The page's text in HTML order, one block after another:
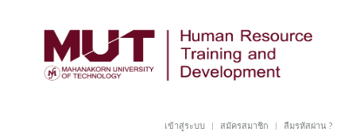
เข้าสู่ระบบ สมัครสมาชิก ลืมรหัสผ่าน ?